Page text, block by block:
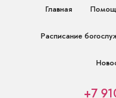
Главная
Расписание
+7